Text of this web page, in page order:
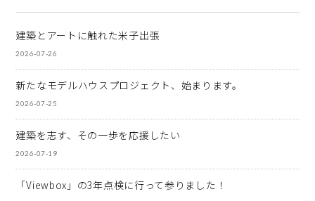
建築とアートに触れた米子出張
2026-07-26
新たなモデルハウスプロジェクト、始まります。
2026-07-25
建築を志す、その一歩を応援したい
2026-07-19
「Viewbox」の3年点検に行って参りました！